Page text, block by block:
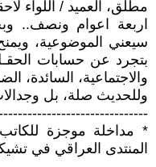
مطلق، العميد / اللواء
اربعة اعوام ونصف..
سيعني الموضوعية،
بتجرد عن حسابات
والاجتماعية، السائدة،
وللحديث صلة، بل
* مداخلة موجزة
المنتدى العراقي في تشيكيا،